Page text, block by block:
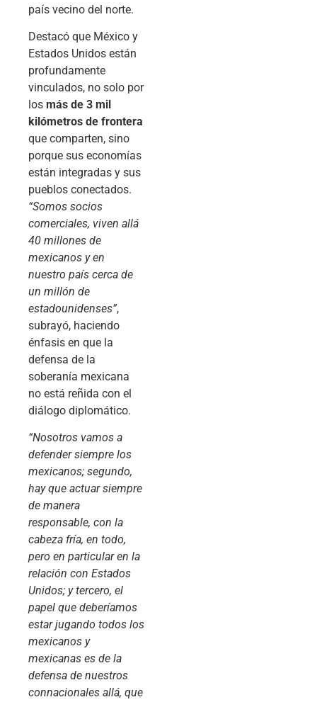
país vecino del norte.
Destacó que México y
Estados Unidos están
profundamente
vinculados, no solo por
los más de 3 mil
kilómetros de frontera
que comparten, sino
porque sus economías
están integradas y sus
pueblos conectados.
“Somos socios
comerciales, viven allá
40 millones de
mexicanos y en
nuestro país cerca de
un millón de
estadounidenses”,
subrayó, haciendo
énfasis en que la
defensa de la
soberanía mexicana
no está reñida con el
diálogo diplomático.
“Nosotros vamos a
defender siempre los
mexicanos; segundo,
hay que actuar siempre
de manera
responsable, con la
cabeza fría, en todo,
pero en particular en la
relación con Estados
Unidos; y tercero, el
papel que deberíamos
estar jugando todos los
mexicanos y
mexicanas es de la
defensa de nuestros
connacionales allá, que